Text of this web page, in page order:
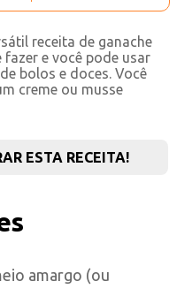
receita de ganache
e você pode usar
bolos e doces. Você
creme ou musse
ESTA RECEITA!
amargo (ou